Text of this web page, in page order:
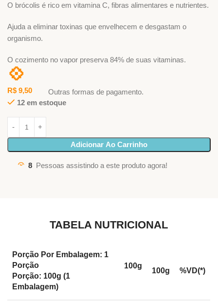
O brócolis é rico em vitamina C, fibras alimentares e nutrientes.
Ajuda a eliminar toxinas que envelhecem e desgastam o
organismo.
O cozimento no vapor preserva 84% de suas vitaminas.
💠
R$ 9,50
Outras formas de pagamento.
12 em estoque
Adicionar Ao Carrinho
8 Pessoas assistindo a este produto agora!
TABELA NUTRICIONAL
Porção Por Embalagem: 1
Porção
Porção: 100g (1
Embalagem)
100g
100g %VD(*)